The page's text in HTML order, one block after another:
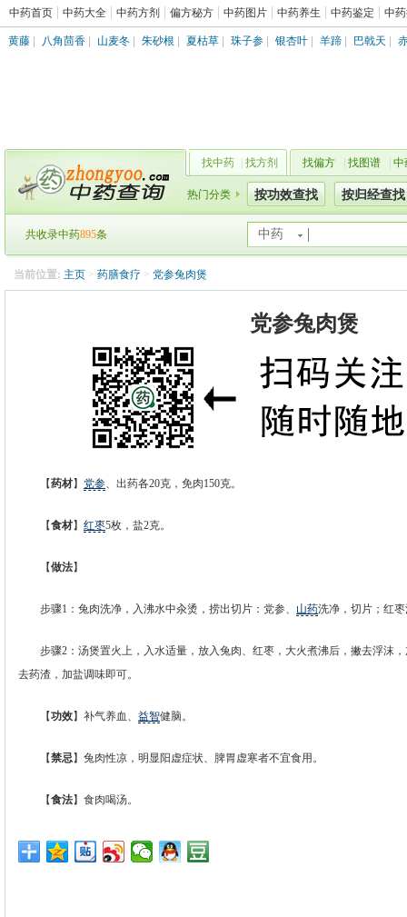
中药首页 中药大全 中药方剂 偏方秘方 中药图片 中药养生 中药鉴定 中
黄藤 八角茴香 山麦冬 朱砂根 夏枯草 珠子参 银杏叶 羊蹄 巴戟天
找中药 找方剂 找偏方 找图谱 中
热门分类 按功效查找 按归经查找
共收录中药895条 中药
当前位置: 主页 > 药膳食疗 > 党参兔肉煲
党参兔肉煲
【药材】 党参、出药各20克，免肉150克。
【食材】 红枣5枚，盐2克。
【做法】
步骤1：兔肉洗净，入沸水中汆烫，捞出切片：党参、 山药洗净，切片；红
步骤2：汤煲置火上，入水适量，放入兔肉、红枣，大火煮沸后，撇去浮沫，
去药渣，加盐调味即可。
【功效】补气养血、 益智健脑。
【禁忌】兔肉性凉，明显阳虚症状、脾胃虚寒者不宜食用。
【食法】食肉喝汤。